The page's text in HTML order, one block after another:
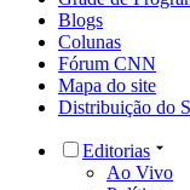
Blogs
Colunas
Fórum CNN
Mapa do site
Distribuição do
Editorias
Ao Vivo